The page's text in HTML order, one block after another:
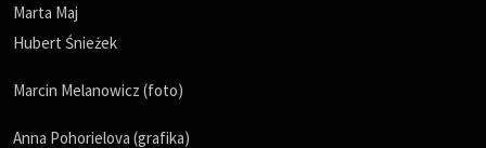
Marta Maj
Hubert Śnieżek
Marcin Melanowicz (foto)
Anna Pohorielova (grafika)